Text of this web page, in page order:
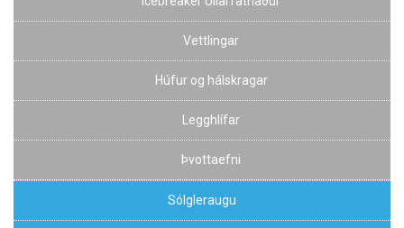
Vettlingar
Húfur og hálskragar
Legghlífar
Þvottaefni
Sólgleraugu